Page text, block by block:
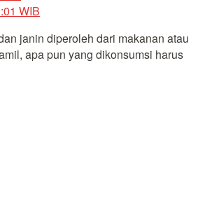
WIB
janin diperoleh dari makanan atau
apa pun yang dikonsumsi harus